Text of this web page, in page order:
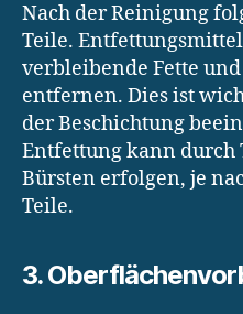
Nach der Reinigung
Teile.
verbleibende Fette
entfernen. Dies ist
der Beschichtung
Entfettung kann durch
Bürsten erfolgen, je
Teile.
3.